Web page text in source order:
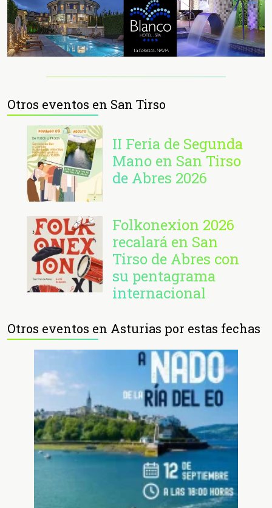
Otros eventos en San Tirso
II Feria de Segunda
Mano en San Tirso
de Abres 2026
Folkonexion 2026
recalará en San
Tirso de Abres con
su pentagrama
internacional
Otros eventos en Asturias por estas fechas